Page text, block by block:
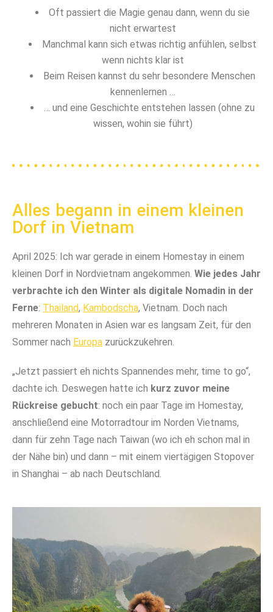
Oft passiert die Magie genau dann, wenn du sie
nicht erwartest
Manchmal kann sich etwas richtig anfühlen, selbst
wenn nichts klar ist
Beim Reisen kannst du sehr besondere Menschen
kennenlernen …
… und eine Geschichte entstehen lassen (ohne zu
wissen, wohin sie führt)
Alles begann in einem kleinen
Dorf in Vietnam
April 2025: Ich war gerade in einem Homestay in einem
kleinen Dorf in Nordvietnam angekommen. Wie jedes Jahr
verbrachte ich den Winter als digitale Nomadin in der
Ferne: Thailand, Kambodscha, Vietnam. Doch nach
mehreren Monaten in Asien war es langsam Zeit, für den
Sommer nach Europa zurückzukehren.
„Jetzt passiert eh nichts Spannendes mehr, time to go“,
dachte ich. Deswegen hatte ich kurz zuvor meine
Rückreise gebucht: noch ein paar Tage im Homestay,
anschließend eine Motorradtour im Norden Vietnams,
dann für zehn Tage nach Taiwan (wo ich eh schon mal in
der Nähe bin) und dann – mit einem viertägigen Stopover
in Shanghai – ab nach Deutschland.